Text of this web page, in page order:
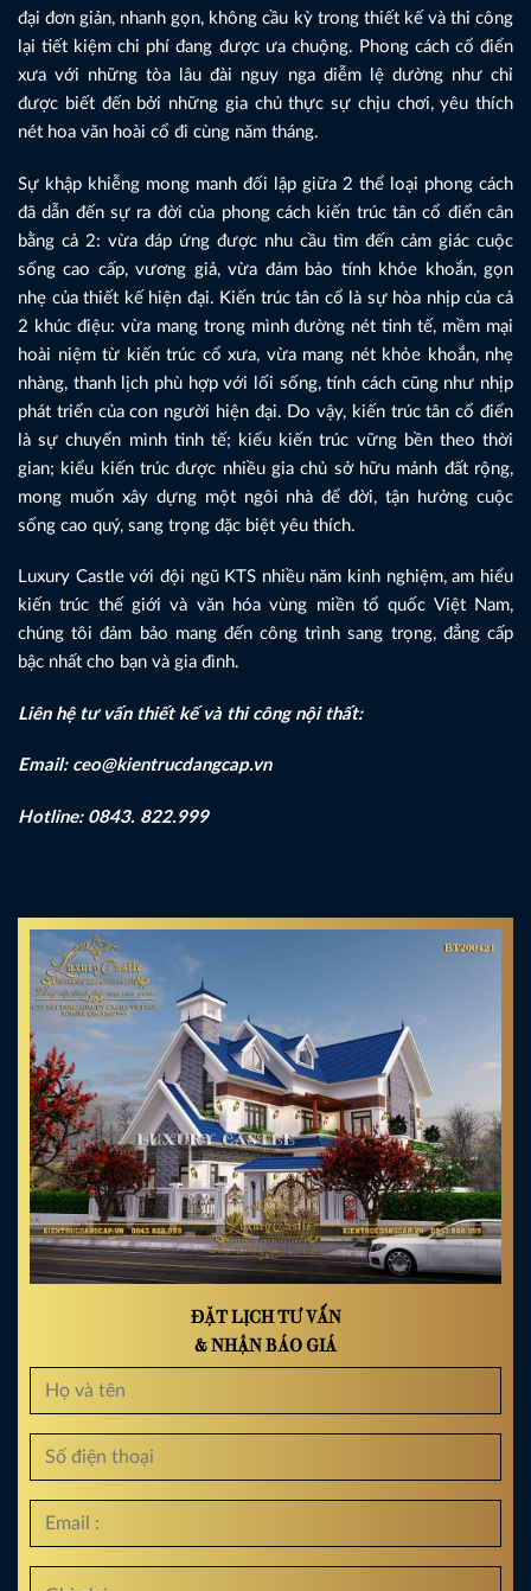
đại đơn giản, nhanh gọn, không cầu kỳ trong thiết kế và thi công
lại tiết kiệm chi phí đang được ưa chuộng. Phong cách cổ điển
xưa với những tòa lâu đài nguy nga diễm lệ dường như chỉ
được biết đến bởi những gia chủ thực sự chịu chơi, yêu thích
nét hoa văn hoài cổ đi cùng năm tháng.
Sự khập khiễng mong manh đối lập giữa 2 thể loại phong cách
đã dẫn đến sự ra đời của phong cách kiến trúc tân cổ điển cân
bằng cả 2: vừa đáp ứng được nhu cầu tìm đến cảm giác cuộc
sống cao cấp, vương giả, vừa đảm bảo tính khỏe khoắn, gọn
nhẹ của thiết kế hiện đại. Kiến trúc tân cổ là sự hòa nhịp của cả
2 khúc điệu: vừa mang trong mình đường nét tinh tế, mềm mại
hoài niệm từ kiến trúc cổ xưa, vừa mang nét khỏe khoắn, nhẹ
nhàng, thanh lịch phù hợp với lối sống, tính cách cũng như nhịp
phát triển của con người hiện đại. Do vậy, kiến trúc tân cổ điển
là sự chuyển mình tinh tế; kiểu kiến trúc vững bền theo thời
gian; kiểu kiến trúc được nhiều gia chủ sở hữu mảnh đất rộng,
mong muốn xây dựng một ngôi nhà để đời, tận hưởng cuộc
sống cao quý, sang trọng đặc biệt yêu thích.
Luxury Castle với đội ngũ KTS nhiều năm kinh nghiệm, am hiểu
kiến trúc thế giới và văn hóa vùng miền tổ quốc Việt Nam,
chúng tôi đảm bảo mang đến công trình sang trọng, đẳng cấp
bậc nhất cho bạn và gia đình.
Liên hệ tư vấn thiết kế và thi công nội thất:
Email: ceo@kientrucdangcap.vn
Hotline: 0843. 822.999
ĐẶT LỊCH TƯ VẤN
& NHẬN BÁO GIÁ